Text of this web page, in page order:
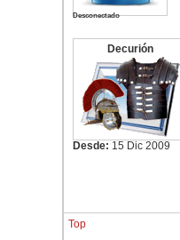
Desconectado
Decurión
Desde: 15 Dic 2009
Top